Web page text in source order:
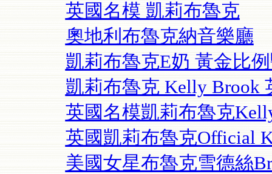
英國名模 凱莉布魯克
奧地利布魯克納音樂廳
凱莉布魯克E奶 黃金比
凱莉布魯克 Kelly Brook
英國名模凱莉布魯克
英國凱莉布魯克Official
美國女星布魯克雪德絲